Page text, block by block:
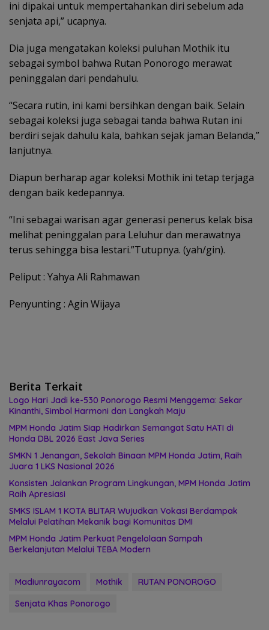
ini dipakai untuk mempertahankan diri sebelum ada
senjata api,” ucapnya.
Dia juga mengatakan koleksi puluhan Mothik itu
sebagai symbol bahwa Rutan Ponorogo merawat
peninggalan dari pendahulu.
“Secara rutin, ini kami bersihkan dengan baik. Selain
sebagai koleksi juga sebagai tanda bahwa Rutan ini
berdiri sejak dahulu kala, bahkan sejak jaman Belanda,”
lanjutnya.
Diapun berharap agar koleksi Mothik ini tetap terjaga
dengan baik kedepannya.
“Ini sebagai warisan agar generasi penerus kelak bisa
melihat peninggalan para Leluhur dan merawatnya
terus sehingga bisa lestari.”Tutupnya. (yah/gin).
Peliput : Yahya Ali Rahmawan
Penyunting : Agin Wijaya
Berita Terkait
Logo Hari Jadi ke-530 Ponorogo Resmi Menggema: Sekar
Kinanthi, Simbol Harmoni dan Langkah Maju
MPM Honda Jatim Siap Hadirkan Semangat Satu HATI di
Honda DBL 2026 East Java Series
SMKN 1 Jenangan, Sekolah Binaan MPM Honda Jatim, Raih
Juara 1 LKS Nasional 2026
Konsisten Jalankan Program Lingkungan, MPM Honda Jatim
Raih Apresiasi
SMKS ISLAM 1 KOTA BLITAR Wujudkan Vokasi Berdampak
Melalui Pelatihan Mekanik bagi Komunitas DMI
MPM Honda Jatim Perkuat Pengelolaan Sampah
Berkelanjutan Melalui TEBA Modern
Madiunrayacom Mothik
RUTAN PONOROGO
Senjata Khas Ponorogo